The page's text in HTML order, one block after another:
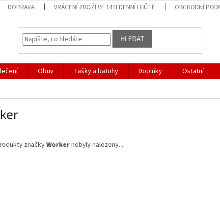
DOPRAVA VRÁCENÍ ZBOŽÍ VE 14TI DENNÍ LHŮTĚ OBCHODNÍ
HLEDAT
Obuv Tašky a batohy Doplňky Ostatní
značkyWorkernebyly nalezeny...